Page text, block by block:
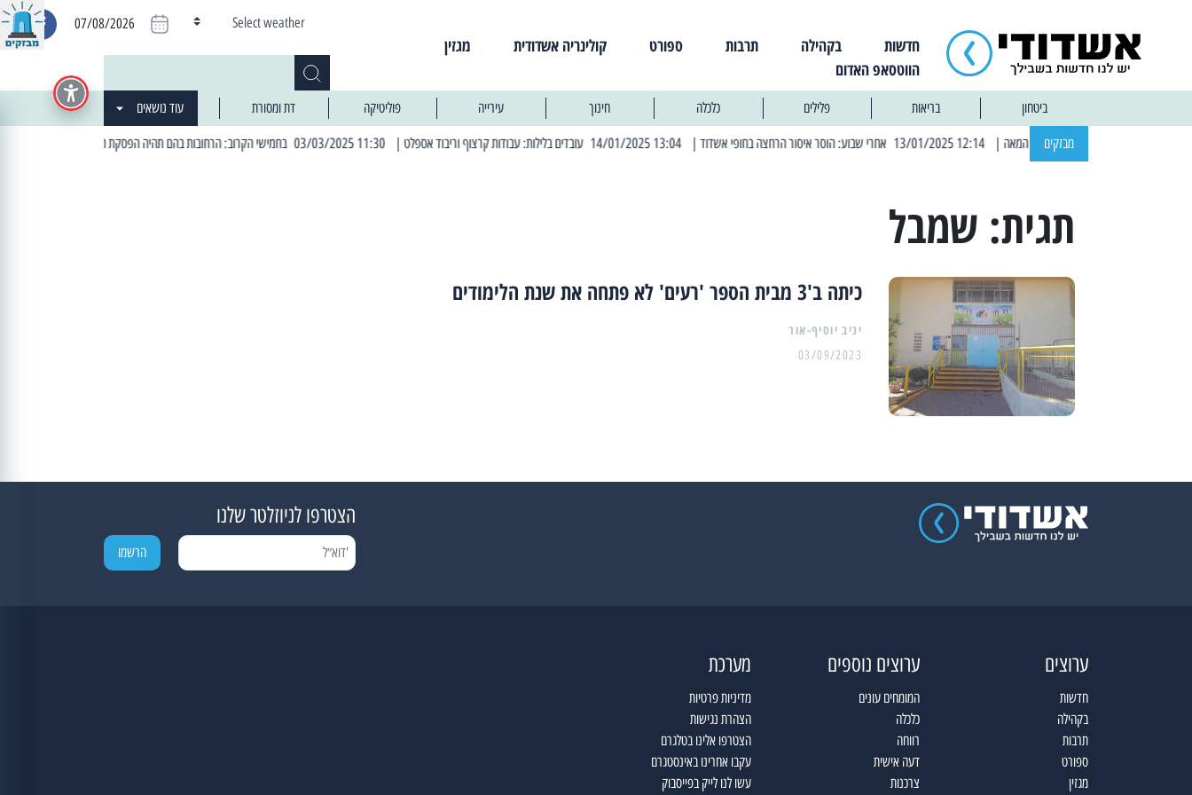
חדשות בקהילה תרבות ספורט קולינריה אשדודית
מגזין
הווטסאפ האדום
Select weather
07/08/2026
ביטחון בריאות פלילים כלכלה חינוך עירייה פוליטיקה דת ומסורת עוד נושאים
מבזקים | 12:14 13/01/2025 אחרי שבוע: הוסר איסור הרחצה בחופי אשדוד | 13:04 14/01/2025 עובדים בלילות: עבודות קרצוף וריבוד אספלט | 11:30 03/03/2025 בחמישי הקרוב: הרחובות בהם תהיה הפסקת חשמל יזומה
תגית: שמבל
כיתה ב'3 מבית הספר 'רעים' לא פתחה את שנת הלימודים
יניב יוסיף-אור
03/09/2023
הצטרפו לניוזלטר שלנו
ערוצים
חדשות
בקהילה
תרבות
ספורט
מגזין
ערוצים נוספים
המומחים עונים
כלכלה
רווחה
דעה אישית
צרכנות
מערכת
מדיניות פרטיות
הצהרת נגישות
הצטרפו אלינו בטלגרם
עקבו אחרינו באינסטגרם
עשו לנו לייק בפייסבוק